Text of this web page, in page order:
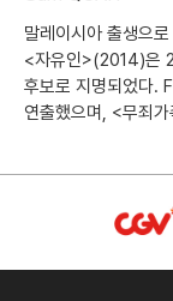
말레이시아 출생으
<자유인>(2014)은
후보로 지명되었다.
연출했으며, <무죄